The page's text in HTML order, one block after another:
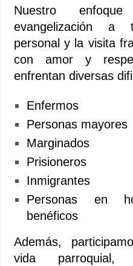
Nuestro
evangelización a
personal y la visita
con amor y
enfrentan diversas
Enfermos
Personas mayores
Marginados
Prisioneros
Inmigrantes
Personas en
benéficos
Además,
vida parroquial,